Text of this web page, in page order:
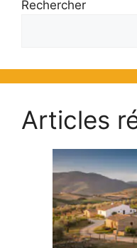
Rechercher
Articles